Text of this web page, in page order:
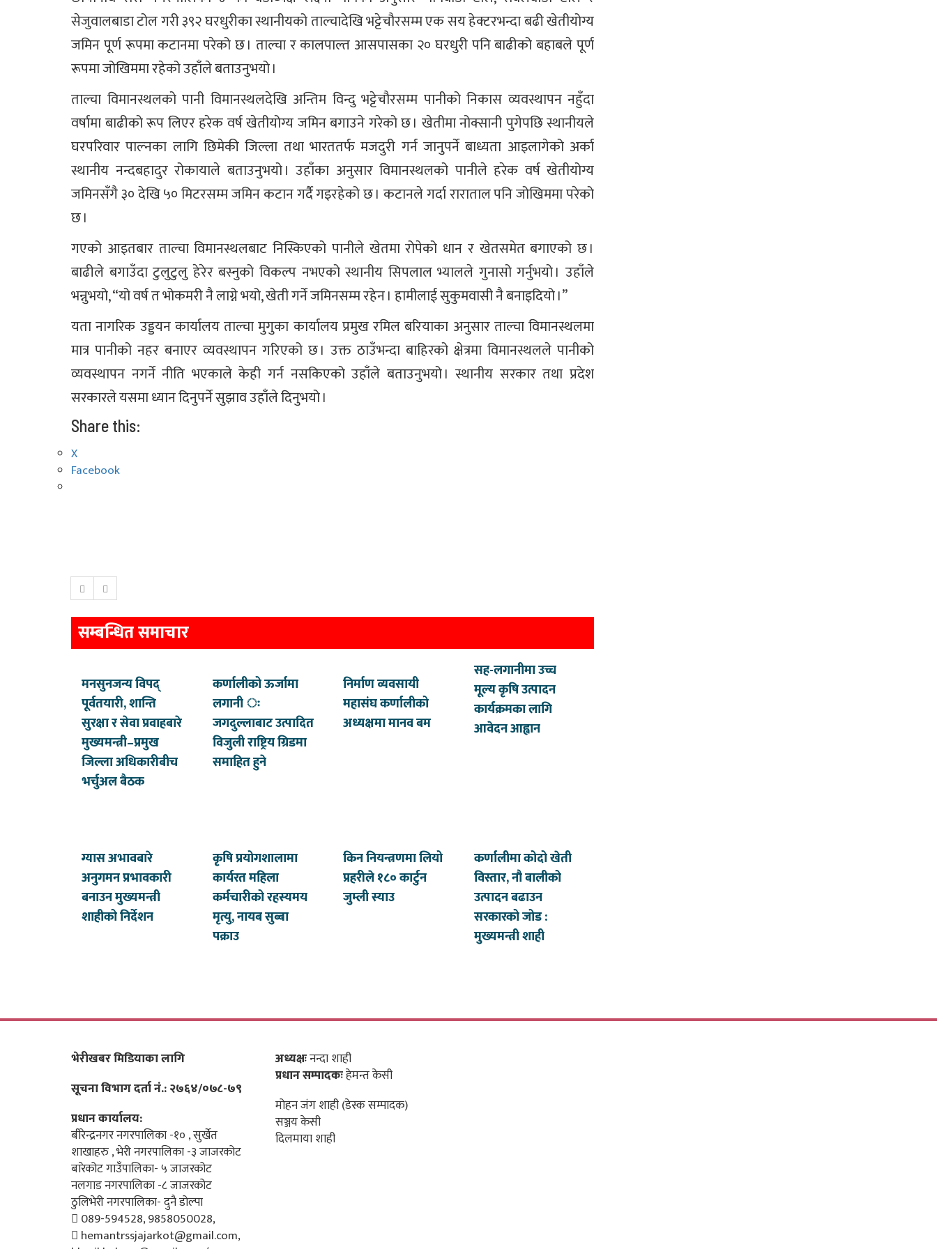
सेजुवालबाडा टोल गरी ३९२ घरधुरीका स्थानीयको ताल्चादेखि भट्टेचौरसम्म एक सय हेक्टरभन्दा बढी खेतीयोग्य
जमिन पूर्ण रूपमा कटानमा परेको छ । ताल्चा र कालपाल्त आसपासका २० घरधुरी पनि बाढीको बहाबले पूर्ण
रूपमा जोखिममा रहेको उहाँले बताउनुभयो ।
ताल्चा विमानस्थलको पानी विमानस्थलदेखि अन्तिम विन्दु भट्टेचौरसम्म पानीको निकास व्यवस्थापन नहुँदा
वर्षामा बाढीको रूप लिएर हरेक वर्ष खेतीयोग्य जमिन बगाउने गरेको छ । खेतीमा नोक्सानी पुगेपछि स्थानीयले
घरपरिवार पाल्नका लागि छिमेकी जिल्ला तथा भारततर्फ मजदुरी गर्न जानुपर्ने बाध्यता आइलागेको अर्का
स्थानीय नन्दबहादुर रोकायाले बताउनुभयो । उहाँका अनुसार विमानस्थलको पानीले हरेक वर्ष खेतीयोग्य
जमिनसँगै ३० देखि ५० मिटरसम्म जमिन कटान गर्दै गइरहेको छ । कटानले गर्दा राराताल पनि जोखिममा परेको
छ ।
गएको आइतबार ताल्चा विमानस्थलबाट निस्किएको पानीले खेतमा रोपेको धान र खेतसमेत बगाएको छ ।
बाढीले बगाउँदा टुलुटुलु हेरेर बस्नुको विकल्प नभएको स्थानीय सिपलाल भ्यालले गुनासो गर्नुभयो । उहाँले
भन्नुभयो, “यो वर्ष त भोकमरी नै लाग्ने भयो, खेती गर्ने जमिनसम्म रहेन । हामीलाई सुकुमवासी नै बनाइदियो ।”
यता नागरिक उड्डयन कार्यालय ताल्चा मुगुका कार्यालय प्रमुख रमिल बरियाका अनुसार ताल्चा विमानस्थलमा
मात्र पानीको नहर बनाएर व्यवस्थापन गरिएको छ । उक्त ठाउँभन्दा बाहिरको क्षेत्रमा विमानस्थलले पानीको
व्यवस्थापन नगर्ने नीति भएकाले केही गर्न नसकिएको उहाँले बताउनुभयो । स्थानीय सरकार तथा प्रदेश
सरकारले यसमा ध्यान दिनुपर्ने सुझाव उहाँले दिनुभयो ।
Share this:
X
Facebook
सम्बन्धित समाचार
मनसुनजन्य विपद्
पूर्वतयारी, शान्ति
सुरक्षा र सेवा प्रवाहबारे
मुख्यमन्त्री–प्रमुख
जिल्ला अधिकारीबीच
भर्चुअल बैठक
कर्णालीको ऊर्जामा
लगानी ः
जगदुल्लाबाट उत्पादित
विजुली राष्ट्रिय ग्रिडमा
समाहित हुने
निर्माण व्यवसायी
महासंघ कर्णालीको
अध्यक्षमा मानव बम
सह-लगानीमा उच्च
मूल्य कृषि उत्पादन
कार्यक्रमका लागि
आवेदन आह्वान
ग्यास अभावबारे
अनुगमन प्रभावकारी
बनाउन मुख्यमन्त्री
शाहीको निर्देशन
कृषि प्रयोगशालामा
कार्यरत महिला
कर्मचारीको रहस्यमय
मृत्यु, नायब सुब्बा
पक्राउ
किन नियन्त्रणमा लियो
प्रहरीले १८० कार्टुन
जुम्ली स्याउ
कर्णालीमा कोदो खेती
विस्तार, नौ बालीको
उत्पादन बढाउन
सरकारको जोड :
मुख्यमन्त्री शाही
भेरीखबर मिडियाका लागि
सूचना विभाग दर्ता नं.: २७६४/०७८-७९
प्रधान कार्यालय:
बीरेन्द्रनगर नगरपालिका -१० , सुर्खेत
शाखाहरु , भेरी नगरपालिका -३ जाजरकोट
बारेकोट गाउँपालिका- ५ जाजरकोट
नलगाड नगरपालिका -८ जाजरकोट
ठुलिभेरी नगरपालिका- दुनै डोल्पा
089-594528, 9858050028,
hemantrssjajarkot@gmail.com,
अध्यक्षःनन्दा शाही
प्रधान सम्पादकःहेमन्त केसी
मोहन जंग शाही (डेस्क सम्पादक)
सञ्जय केसी
दिलमाया शाही